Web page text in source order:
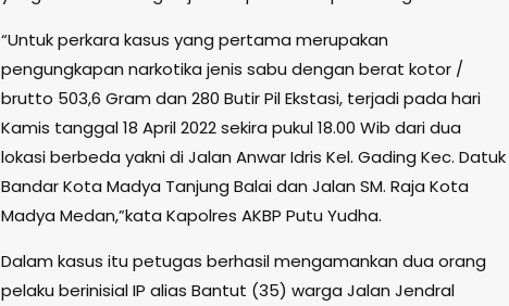
“Untuk perkara kasus yang pertama merupakan
pengungkapan narkotika jenis sabu dengan berat kotor /
brutto 503,6 Gram dan 280 Butir Pil Ekstasi, terjadi pada hari
Kamis tanggal 18 April 2022 sekira pukul 18.00 Wib dari dua
lokasi berbeda yakni di Jalan Anwar Idris Kel. Gading Kec. Datuk
Bandar Kota Madya Tanjung Balai dan Jalan SM. Raja Kota
Madya Medan,”kata Kapolres AKBP Putu Yudha.
Dalam kasus itu petugas berhasil mengamankan dua orang
pelaku berinisial IP alias Bantut (35) warga Jalan Jendral